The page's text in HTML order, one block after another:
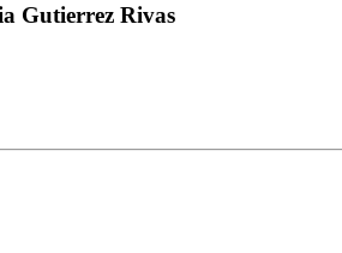
Gutierrez Rivas